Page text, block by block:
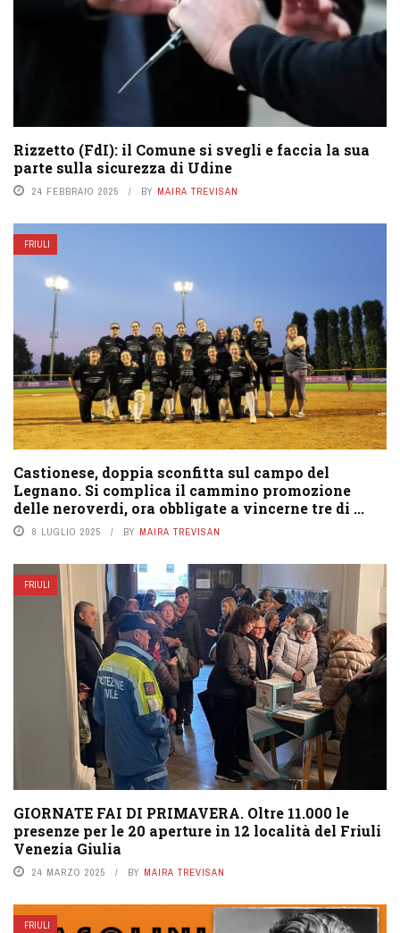
Rizzetto (FdI): il Comune si svegli e faccia la sua
parte sulla sicurezza di Udine
24 FEBBRAIO 2025 BY MAIRA TREVISAN
FRIULI
Castionese, doppia sconfitta sul campo del
Legnano. Si complica il cammino promozione
delle neroverdi, ora obbligate a vincerne tre di ...
8 LUGLIO 2025 BY MAIRA TREVISAN
FRIULI
GIORNATE FAI DI PRIMAVERA. Oltre 11.000 le
presenze per le 20 aperture in 12 località del Friuli
Venezia Giulia
24 MARZO 2025 BY MAIRA TREVISAN
FRIULI